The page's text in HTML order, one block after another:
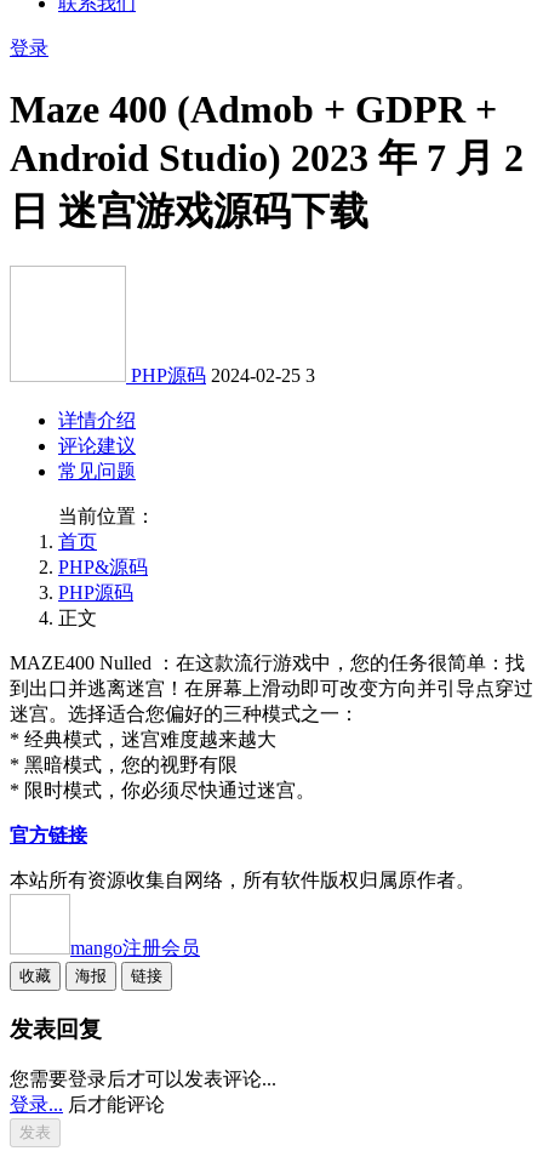
登录
Maze 400 (Admob + GDPR +
Android Studio) 2023 年 7 月 2
日 迷宫游戏源码下载
PHP源码 2024-02-25 3
详情介绍
评论建议
常见问题
当前位置：
首页
PHP&源码
PHP源码
正文
MAZE400 Nulled ：在这款流行游戏中，您的任务很简单：找
到出口并逃离迷宫！在屏幕上滑动即可改变方向并引导点穿过
迷宫。选择适合您偏好的三种模式之一：
* 经典模式，迷宫难度越来越大
* 黑暗模式，您的视野有限
* 限时模式，你必须尽快通过迷宫。
官方链接
本站所有资源收集自网络，所有软件版权归属原作者。
mango注册会员
收藏 海报 链接
发表回复
您需要登录后才可以发表评论...
登录... 后才能评论